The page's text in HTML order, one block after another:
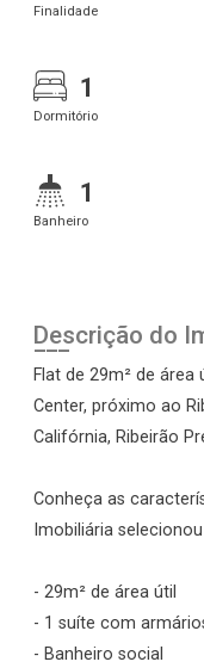
Finalidade
1
Dormitório
1
Banheiro
Descrição do
Flat de 29m² de
Center, próximo ao
Califórnia, Ribeirão
Conheça as
Imobiliária
- 29m² de área útil
- 1 suíte com
- Banheiro social